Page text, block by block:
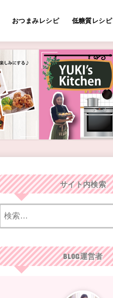
おつまみレシピ 低糖質レシピ
サイト内検索
BLOG運営者